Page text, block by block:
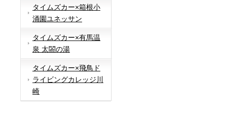
タイムズカー×箱根小
涌園ユネッサン
タイムズカー×有馬温
泉 太閤の湯
タイムズカー×飛鳥ド
ライビングカレッジ川
崎